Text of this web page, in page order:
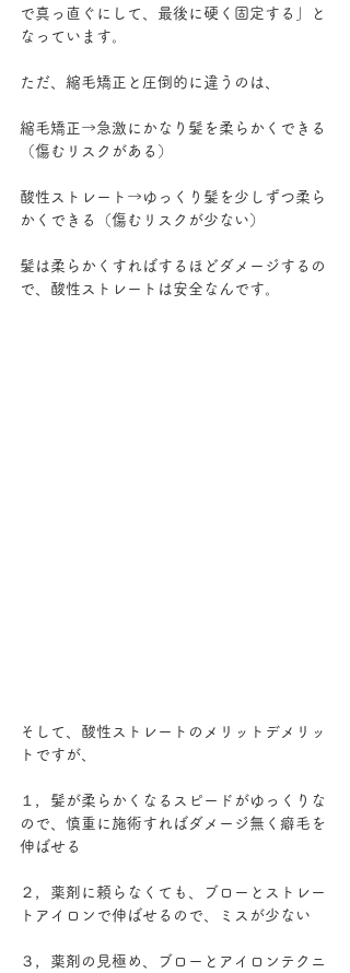
で真っ直ぐにして、最後に硬く固定する」と
なっています。
ただ、縮毛矯正と圧倒的に違うのは、
縮毛矯正→急激にかなり髪を柔らかくできる
（傷むリスクがある）
酸性ストレート→ゆっくり髪を少しずつ柔ら
かくできる（傷むリスクが少ない）
髪は柔らかくすればするほどダメージするの
で、酸性ストレートは安全なんです。
そして、酸性ストレートのメリットデメリッ
トですが、
１，髪が柔らかくなるスピードがゆっくりな
ので、慎重に施術すればダメージ無く癖毛を
伸ばせる
２，薬剤に頼らなくても、ブローとストレー
トアイロンで伸ばせるので、ミスが少ない
３，薬剤の見極め、ブローとアイロンテクニ